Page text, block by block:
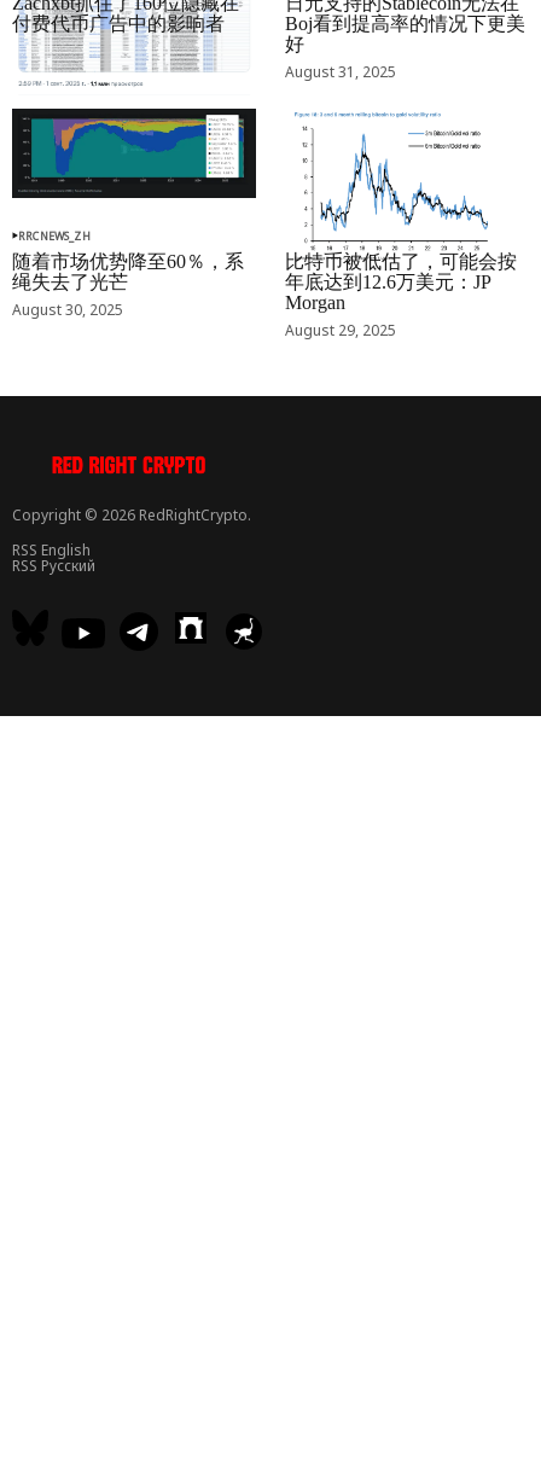
付费代币广告中的影响者
September 01, 2025
Boj看到提高率的情况下更美
好
August 31, 2025
RRCNEWS_ZH
随着市场优势降至60％，系
绳失去了光芒
August 30, 2025
RRCNEWS_ZH
比特币被低估了，可能会按
年底达到12.6万美元：JP
Morgan
August 29, 2025
Copyright © 2026 RedRightCrypto.
RSS English
RSS Русский